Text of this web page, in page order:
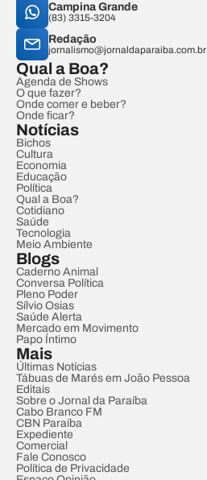
Campina Grande
(83) 3315-3204
Redação
jornalismo@jornaldaparaiba.com.br
Qual a Boa?
Agenda de Shows
O que fazer?
Onde comer e beber?
Onde ficar?
Notícias
Bichos
Cultura
Economia
Educação
Política
Qual a Boa?
Cotidiano
Saúde
Tecnologia
Meio Ambiente
Blogs
Caderno Animal
Conversa Política
Pleno Poder
Sílvio Osias
Saúde Alerta
Mercado em Movimento
Papo Íntimo
Mais
Últimas Notícias
Tábuas de Marés em João Pessoa
Editais
Sobre o Jornal da Paraíba
Cabo Branco FM
CBN Paraíba
Expediente
Comercial
Fale Conosco
Política de Privacidade